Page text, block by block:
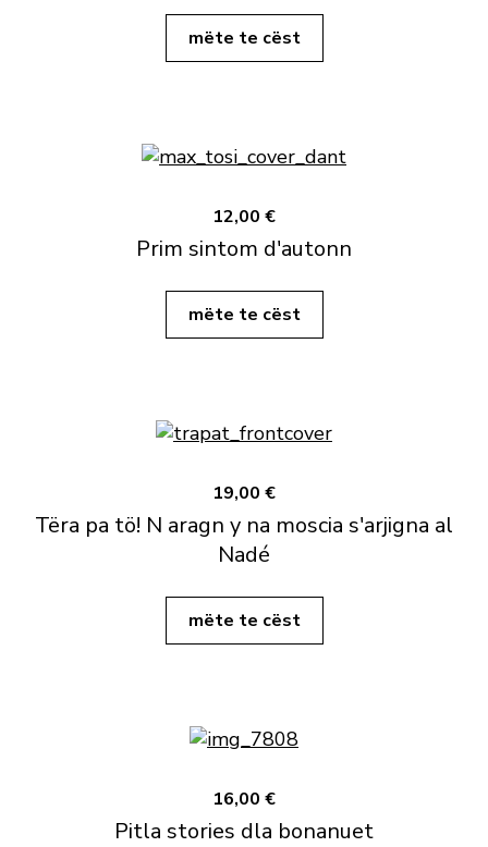
mëte te cëst
12,00 €
Prim sintom d'autonn
mëte te cëst
19,00 €
Tëra pa tö! N aragn y na moscia s'arjigna al
Nadé
mëte te cëst
16,00 €
Pitla stories dla bonanuet